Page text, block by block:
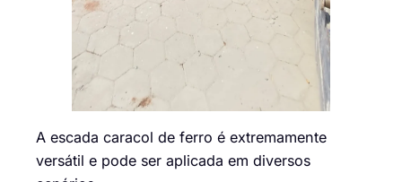
A escada caracol de ferro é extremamente
versátil e pode ser aplicada em diversos